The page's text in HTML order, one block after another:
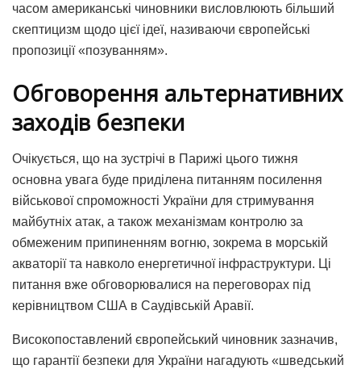
часом американські чиновники висловлюють більший
скептицизм щодо цієї ідеї, називаючи європейські
пропозиції «позуванням».
Обговорення альтернативних
заходів безпеки
Очікується, що на зустрічі в Парижі цього тижня
основна увага буде приділена питанням посилення
військової спроможності України для стримування
майбутніх атак, а також механізмам контролю за
обмеженим припиненням вогню, зокрема в морській
акваторії та навколо енергетичної інфраструктури. Ці
питання вже обговорювалися на переговорах під
керівництвом США в Саудівській Аравії.
Високопоставлений європейський чиновник зазначив,
що гарантії безпеки для України нагадують «шведський